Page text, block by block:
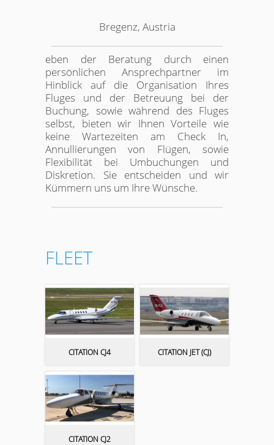
Bregenz, Austria
eben der Beratung durch einen
persönlichen Ansprechpartner im
Hinblick auf die Organisation Ihres
Fluges und der Betreuung bei der
Buchung, sowie während des Fluges
selbst, bieten wir Ihnen Vorteile wie
keine Wartezeiten am Check In,
Annullierungen von Flügen, sowie
Flexibilität bei Umbuchungen und
Diskretion. Sie entscheiden und wir
Kümmern uns um Ihre Wünsche.
FLEET
CITATION CJ4 CITATION JET (CJ)
CITATION CJ2